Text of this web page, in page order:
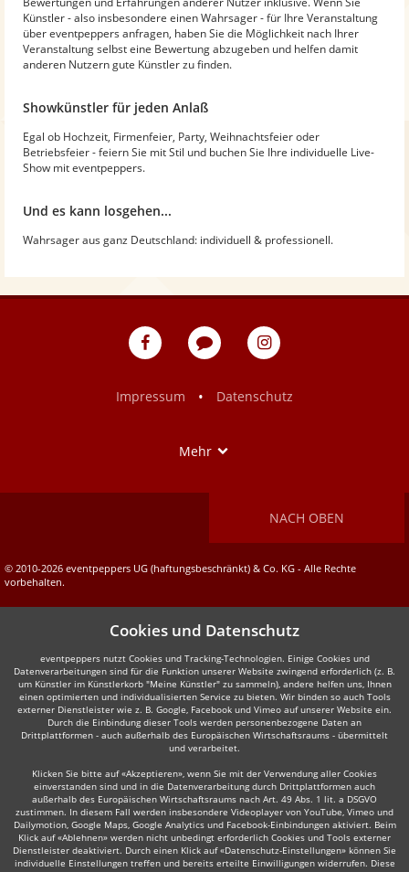
Künstler - also insbesondere einen Wahrsager - für Ihre Veranstaltung
über eventpeppers anfragen, haben Sie die Möglichkeit nach Ihrer
Veranstaltung selbst eine Bewertung abzugeben und helfen damit
anderen Nutzern gute Künstler zu finden.
Showkünstler für jeden Anlaß
Egal ob Hochzeit, Firmenfeier, Party, Weihnachtsfeier oder
Betriebsfeier - feiern Sie mit Stil und buchen Sie Ihre individuelle Live-
Show mit eventpeppers.
Und es kann losgehen...
Wahrsager aus ganz Deutschland: individuell & professionell.
eventpeppers
Blog
eventpeppers
Impressum
• Datenschutz
Mehr
NACH OBEN
© 2010-2026 eventpeppers UG (haftungsbeschränkt) & Co. KG - Alle Rechte
vorbehalten.
Cookies und Datenschutz
eventpeppers nutzt Cookies und Tracking-Technologien. Einige Cookies und
Datenverarbeitungen sind für die Funktion unserer Website zwingend erforderlich (z. B.
um Künstler im Künstlerkorb "Meine Künstler" zu sammeln), andere helfen uns, Ihnen
einen optimierten und individualisierten Service zu bieten. Wir binden so auch Tools
externer Dienstleister wie z. B. Google, Facebook und Vimeo auf unserer Website ein.
Durch die Einbindung dieser Tools werden personenbezogene Daten an
Drittplattformen - auch außerhalb des Europäischen Wirtschaftsraums - übermittelt
und verarbeitet.
Klicken Sie bitte auf «Akzeptieren», wenn Sie mit der Verwendung aller Cookies
einverstanden sind und in die Datenverarbeitung durch Drittplattformen auch
außerhalb des Europäischen Wirtschaftsraums nach Art. 49 Abs. 1 lit. a DSGVO
zustimmen. In diesem Fall werden insbesondere Videoplayer von YouTube, Vimeo und
Dailymotion, Google Maps, Google Analytics und Facebook-Einbindungen aktiviert. Beim
Klick auf «Ablehnen» werden nicht unbedingt erforderlich Cookies und Tools externer
Dienstleister deaktiviert. Durch einen Klick auf «Datenschutz-Einstellungen» können Sie
individuelle Einstellungen treffen und bereits erteilte Einwilligungen widerrufen. Diese